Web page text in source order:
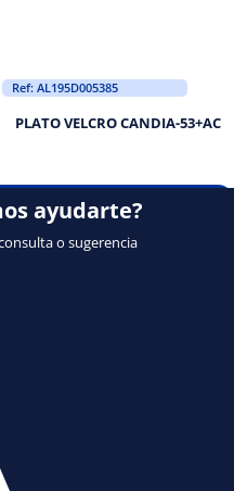
Ref: AL195D005385
PLATO VELCRO CANDIA-53+AC
ayudarte?
o sugerencia